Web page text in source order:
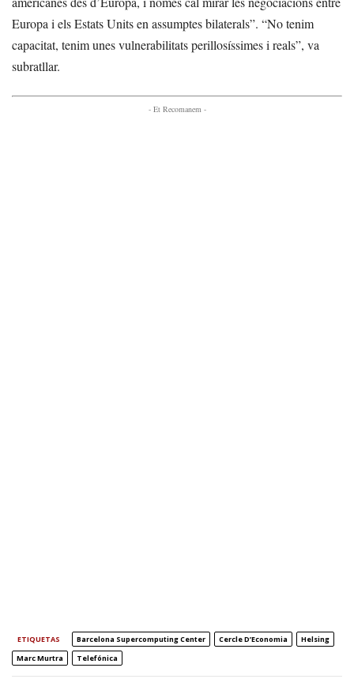
Europa i els Estats Units en assumptes bilaterals”. “No tenim
capacitat, tenim unes vulnerabilitats perillosíssimes i reals”, va
subratllar.
- Et Recomanem -
ETIQUETAS Barcelona Supercomputing Center Cercle D’Economia
Helsing
Marc Murtra
Telefónica